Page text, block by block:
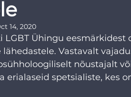
14, 2020
LGBT Ühingu
lähedastele. Vastavalt
nõustajalt
erialaseid spetsialiste, kes